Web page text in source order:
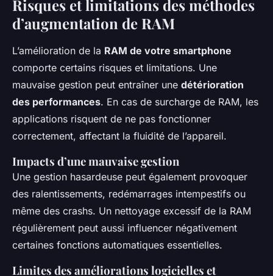
Risques et limitations des méthodes
d’augmentation de RAM
L’amélioration de la RAM de votre smartphone
comporte certains risques et limitations. Une
mauvaise gestion peut entraîner une détérioration
des performances. En cas de surcharge de RAM, les
applications risquent de ne pas fonctionner
correctement, affectant la fluidité de l’appareil.
Impacts d’une mauvaise gestion
Une gestion hasardeuse peut également provoquer
des ralentissements, redémarrages intempestifs ou
même des crashs. Un nettoyage excessif de la RAM
régulièrement peut aussi influencer négativement
certaines fonctions automatiques essentielles.
Limites des améliorations logicielles et